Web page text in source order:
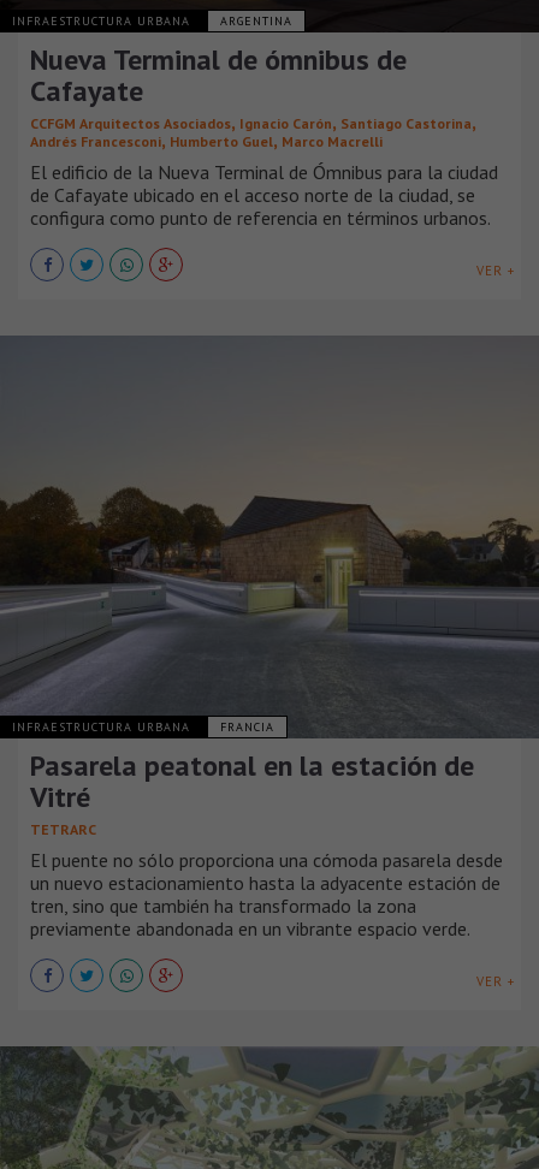
INFRAESTRUCTURA URBANA ARGENTINA
Nueva Terminal de ómnibus de
Cafayate
CCFGM Arquitectos Asociados, Ignacio Carón, Santiago Castorina,
Andrés Francesconi, Humberto Guel, Marco Macrelli
El edificio de la Nueva Terminal de Ómnibus para la ciudad
de Cafayate ubicado en el acceso norte de la ciudad, se
configura como punto de referencia en términos urbanos.
VER +
INFRAESTRUCTURA URBANA FRANCIA
Pasarela peatonal en la estación de
Vitré
TETRARC
El puente no sólo proporciona una cómoda pasarela desde
un nuevo estacionamiento hasta la adyacente estación de
tren, sino que también ha transformado la zona
previamente abandonada en un vibrante espacio verde.
VER +